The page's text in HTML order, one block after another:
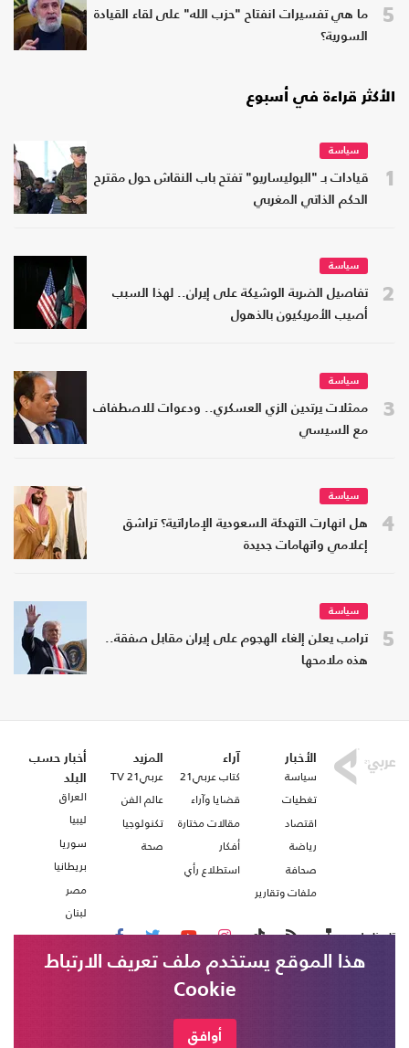
5
ما هي تفسيرات انفتاح "حزب الله" على لقاء القيادة
السورية؟
الأكثر قراءة في أسبوع
1
سياسة
قيادات بـ "البوليساريو" تفتح باب النقاش حول مقترح
الحكم الذاتي المغربي
2
سياسة
تفاصيل الضربة الوشيكة على إيران.. لهذا السبب
أصيب الأمريكيون بالذهول
3
سياسة
ممثلات يرتدين الزي العسكري.. ودعوات للاصطفاف
مع السيسي
4
سياسة
هل انهارت التهدئة السعودية الإماراتية؟ تراشق
إعلامي واتهامات جديدة
5
سياسة
ترامب يعلن إلغاء الهجوم على إيران مقابل صفقة..
هذه ملامحها
الأخبار
سياسة
تغطيات
اقتصاد
رياضة
صحافة
ملفات وتقارير
آراء
كتاب عربي21
قضايا وآراء
مقالات مختارة
أفكار
استطلاع رأي
المزيد
عربي21 TV
عالم الفن
تكنولوجيا
صحة
أخبار حسب
البلد
العراق
ليبيا
سوريا
بريطانيا
مصر
لبنان
تابعنا على
هذا الموقع يستخدم ملف تعريف الارتباط
Cookie
أوافق